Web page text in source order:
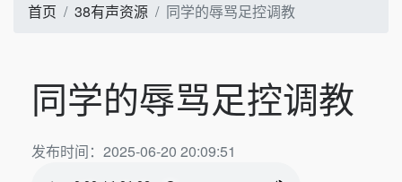
首页 38有声资源 同学的辱骂足控调教
同学的辱骂足控调教
发布时间：2025-06-20 20:09:51